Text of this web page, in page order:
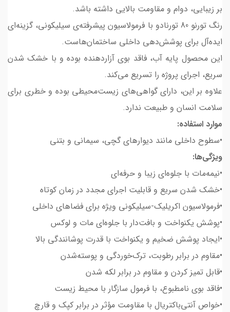
بر زیبایی، دوام و مقاومت بالایی داشته باشد.
رنگ تورنو 80 تورنادو با فرمولاسیون پیشرفته‌ی سیلیکونی، گزینه‌ای
ایده‌آل برای پوشش‌دهی داخلی ساختمان‌هاست.
این محصول پایه آب، فاقد بوی آزاردهنده بوده و با خشک شدن
سریع، اجرای پروژه را تسریع می‌کند.
علاوه بر این، دارای گواهی‌های زیست‌محیطی بوده و خطری برای
سلامت انسان و طبیعت ندارد.
موارد استفاده:
•سطوح داخلی مانند دیوارهای گچی، سیمانی و بتنی
ویژگی‌ها:
•نیمه‌مات با جلوه‌ای زیبا و حرفه‌ای
•خشک شدن سریع و قابلیت اجرای مجدد در زمان کوتاه
•فرمولاسیون اکریلیک-سیلیکونی ویژه برای فضاهای داخلی
•پوشش یکنواخت و بافت‌دار با جلوه‌ای مات و لوکس
•ایجاد پوشش ضخیم و یکنواخت با قدرت پوشانندگی بالا
•مقاوم در برابر رطوبت، ترک‌خوردگی و پوسته‌شدن
•قابل تمیز کردن و مقاوم در برابر لکه شدن
•فاقد بوی نامطبوع، با فرمول سازگار با محیط زیست
•خواص آنتی‌باکتریال با مقاومت مؤثر در برابر کپک و قارچ